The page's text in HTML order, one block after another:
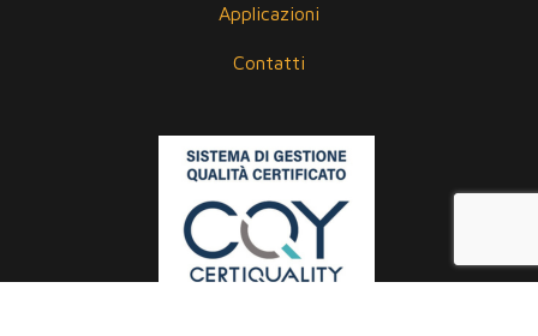
Applicazioni
Contatti